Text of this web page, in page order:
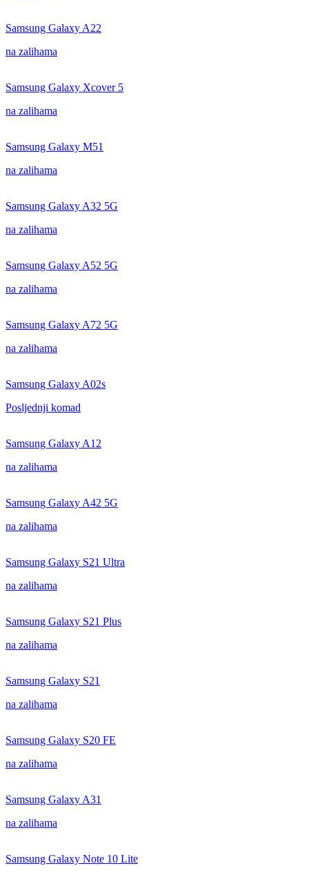
Samsung Galaxy A22
na zalihama
Samsung Galaxy Xcover 5
na zalihama
Samsung Galaxy M51
na zalihama
Samsung Galaxy A32 5G
na zalihama
Samsung Galaxy A52 5G
na zalihama
Samsung Galaxy A72 5G
na zalihama
Samsung Galaxy A02s
Posljednji komad
Samsung Galaxy A12
na zalihama
Samsung Galaxy A42 5G
na zalihama
Samsung Galaxy S21 Ultra
na zalihama
Samsung Galaxy S21 Plus
na zalihama
Samsung Galaxy S21
na zalihama
Samsung Galaxy S20 FE
na zalihama
Samsung Galaxy A31
na zalihama
Samsung Galaxy Note 10 Lite